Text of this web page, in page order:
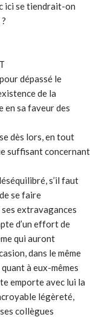
ici se tiendrait-on
dépassé le
de la
en sa faveur des
dès lors, en tout
suffisant concernant
s’il faut
se faire
extravagances
d’un effort de
qui auront
dans le même
à eux-mêmes
emporte avec lui la
légèreté,
collègues